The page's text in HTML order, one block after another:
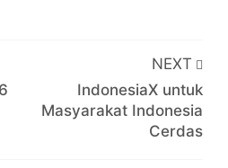
NEXT
IndonesiaX untuk
Masyarakat Indonesia
Cerdas